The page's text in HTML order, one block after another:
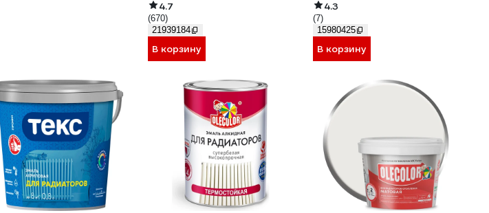
4.7
(670)
21939184
В корзину
К 105044
4.3
(7)
15980425
В корзину